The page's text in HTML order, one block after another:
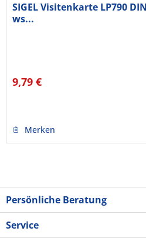
SIGEL Visitenkarte LP790
ws...
9,79 €
Merken
Persönliche Beratung
Service